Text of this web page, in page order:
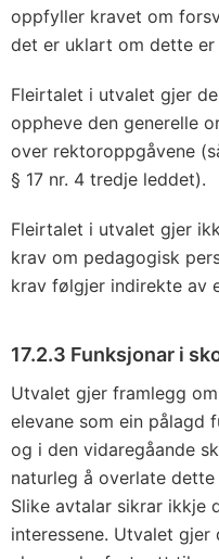
oppfyller kravet om
det er uklart om dette er
Fleirtalet i utvalet gjer
oppheve den generelle
over rektoroppgåvene
§ 17 nr. 4 tredje leddet).
Fleirtalet i utvalet gjer
krav om pedagogisk
krav følgjer indirekte av
17.2.3 Funksjonar i
Utvalet gjer framlegg
elevane som ein pålagd
og i den vidaregåande
naturleg å overlate
Slike avtalar sikrar ikkje
interessene. Utvalet